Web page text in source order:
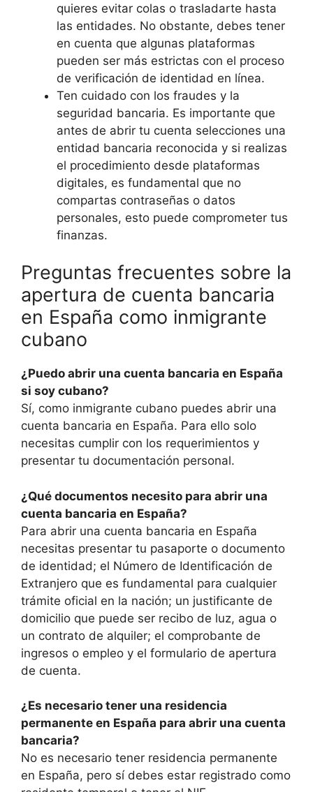
quieres evitar colas o trasladarte hasta
las entidades. No obstante, debes tener
en cuenta que algunas plataformas
pueden ser más estrictas con el proceso
de verificación de identidad en línea.
Ten cuidado con los fraudes y la
seguridad bancaria. Es importante que
antes de abrir tu cuenta selecciones una
entidad bancaria reconocida y si realizas
el procedimiento desde plataformas
digitales, es fundamental que no
compartas contraseñas o datos
personales, esto puede comprometer tus
finanzas.
Preguntas frecuentes sobre la
apertura de cuenta bancaria
en España como inmigrante
cubano
¿Puedo abrir una cuenta bancaria en España
si soy cubano?
Sí, como inmigrante cubano puedes abrir una
cuenta bancaria en España. Para ello solo
necesitas cumplir con los requerimientos y
presentar tu documentación personal.
¿Qué documentos necesito para abrir una
cuenta bancaria en España?
Para abrir una cuenta bancaria en España
necesitas presentar tu pasaporte o documento
de identidad; el Número de Identificación de
Extranjero que es fundamental para cualquier
trámite oficial en la nación; un justificante de
domicilio que puede ser recibo de luz, agua o
un contrato de alquiler; el comprobante de
ingresos o empleo y el formulario de apertura
de cuenta.
¿Es necesario tener una residencia
permanente en España para abrir una cuenta
bancaria?
No es necesario tener residencia permanente
en España, pero sí debes estar registrado como